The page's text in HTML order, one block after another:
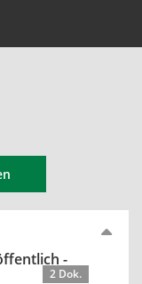
-
2 Dok.